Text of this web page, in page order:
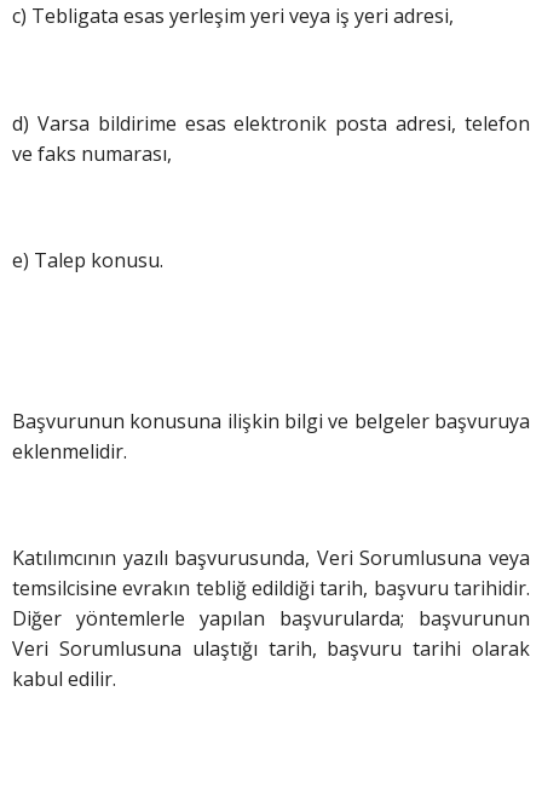
c) Tebligata esas yerleşim yeri veya iş yeri adresi,
d) Varsa bildirime esas elektronik posta adresi, telefon
ve faks numarası,
e) Talep konusu.
Başvurunun konusuna ilişkin bilgi ve belgeler başvuruya
eklenmelidir.
Katılımcının yazılı başvurusunda, Veri Sorumlusuna veya
temsilcisine evrakın tebliğ edildiği tarih, başvuru tarihidir.
Diğer yöntemlerle yapılan başvurularda; başvurunun
Veri Sorumlusuna ulaştığı tarih, başvuru tarihi olarak
kabul edilir.